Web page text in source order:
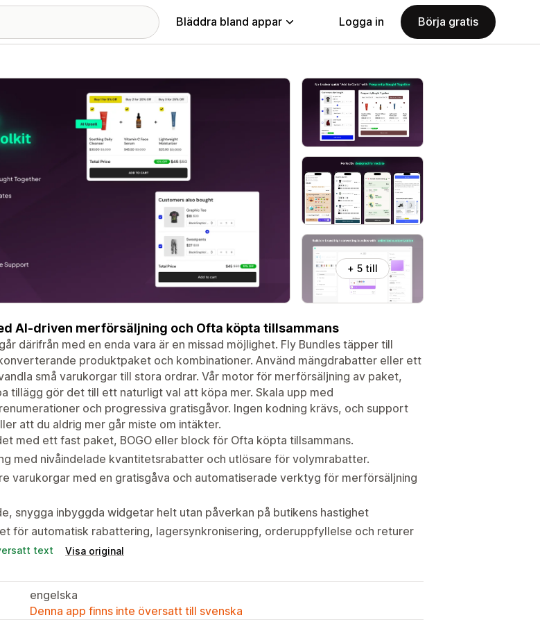
Bläddra bland appar Logga in Börja gratis
+ 5 till
AI-driven merförsäljning och Ofta köpta tillsammans
därifrån med en enda vara är en missad möjlighet. Fly Bundles täpper till
produktpaket och kombinationer. Använd mängdrabatter eller ett
små varukorgar till stora ordrar. Vår motor för merförsäljning av paket,
tillägg gör det till ett naturligt val att köpa mer. Skala upp med
och progressiva gratisgåvor. Ingen kodning krävs, och support
att du aldrig mer går miste om intäkter.
med ett fast paket, BOGO eller block för Ofta köpta tillsammans.
med nivåindelade kvantitetsrabatter och utlösare för volymrabatter.
varukorgar med en gratisgåva och automatiserade verktyg för merförsäljning
snygga inbyggda widgetar helt utan påverkan på butikens hastighet
för automatisk rabattering, lagersynkronisering, orderuppfyllelse och returer
text Visa original
engelska
Denna app finns inte översatt till svenska